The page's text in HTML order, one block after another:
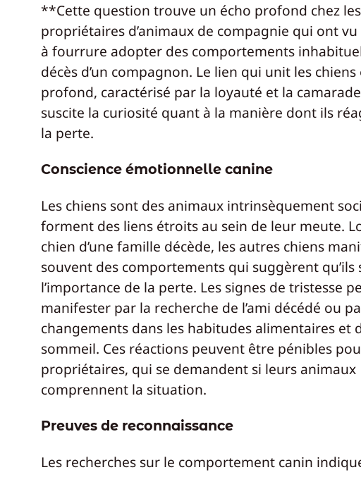
**Cette question trouve un écho profond chez les
propriétaires d’animaux de compagnie qui ont
à fourrure adopter des comportements
décès d’un compagnon. Le lien qui unit les chiens
profond, caractérisé par la loyauté et la
suscite la curiosité quant à la manière dont ils
la perte.
Conscience émotionnelle canine
Les chiens sont des animaux intrinsèquement
forment des liens étroits au sein de leur meute.
chien d’une famille décède, les autres chiens
souvent des comportements qui suggèrent qu’ils
l’importance de la perte. Les signes de tristesse
manifester par la recherche de l’ami décédé ou
changements dans les habitudes alimentaires et
sommeil. Ces réactions peuvent être pénibles
propriétaires, qui se demandent si leurs animaux
comprennent la situation.
Preuves de reconnaissance
Les recherches sur le comportement canin